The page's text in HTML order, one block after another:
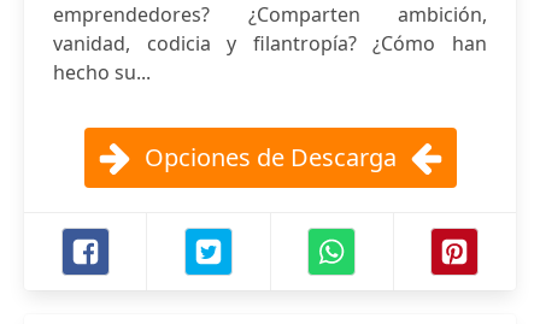
emprendedores? ¿Comparten ambición,
vanidad, codicia y filantropía? ¿Cómo han
hecho su...
Opciones de Descarga